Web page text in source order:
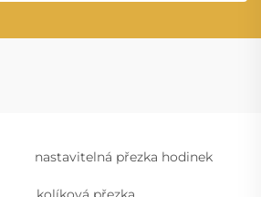
nastavitelná přezka hodinek